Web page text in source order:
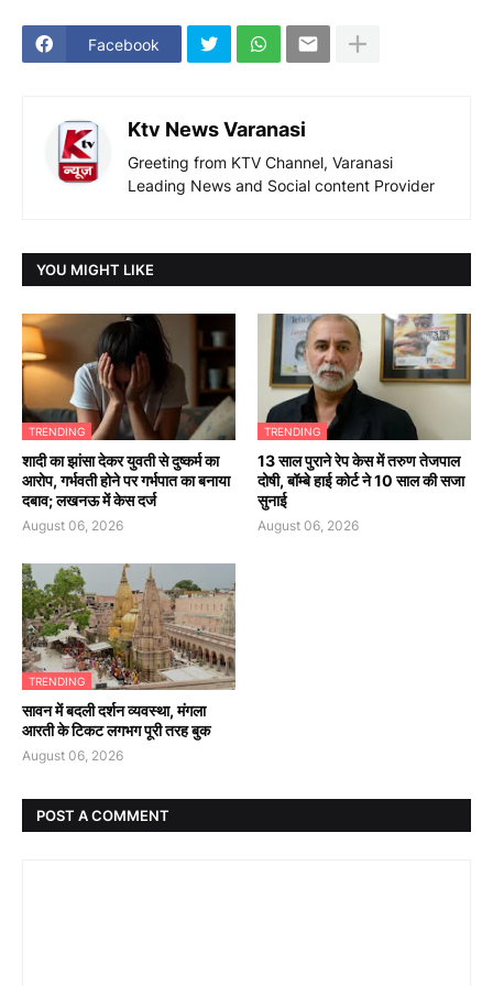
Facebook
Ktv News Varanasi
Greeting from KTV Channel, Varanasi
Leading News and Social content Provider
YOU MIGHT LIKE
TRENDING
शादी का झांसा देकर युवती से दुष्कर्म का
आरोप, गर्भवती होने पर गर्भपात का बनाया
दबाव; लखनऊ में केस दर्ज
August 06, 2026
TRENDING
13 साल पुराने रेप केस में तरुण तेजपाल
दोषी, बॉम्बे हाई कोर्ट ने 10 साल की सजा
सुनाई
August 06, 2026
TRENDING
सावन में बदली दर्शन व्यवस्था, मंगला
आरती के टिकट लगभग पूरी तरह बुक
August 06, 2026
POST A COMMENT